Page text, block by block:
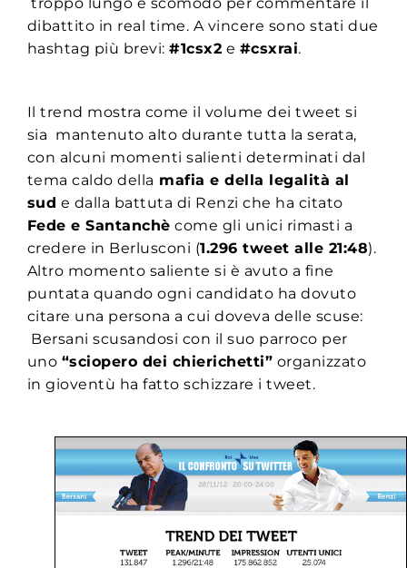
dibattito in real time. A vincere sono stati due
hashtag più brevi:#1csx2 e #csxrai.
Il trend mostra come il volume dei tweet si
sia mantenuto alto durante tutta la serata,
con alcuni momenti salienti determinati dal
tema caldo della mafia e della legalità al
sud e dalla battuta di Renzi che ha citato
Fede e Santanchè come gli unici rimasti a
credere in Berlusconi (1.296 tweet alle 21:48).
Altro momento saliente si è avuto a fine
puntata quando ogni candidato ha dovuto
citare una persona a cui doveva delle scuse:
Bersani scusandosi con il suo parroco per
uno “sciopero dei chierichetti” organizzato
in gioventù ha fatto schizzare i tweet.